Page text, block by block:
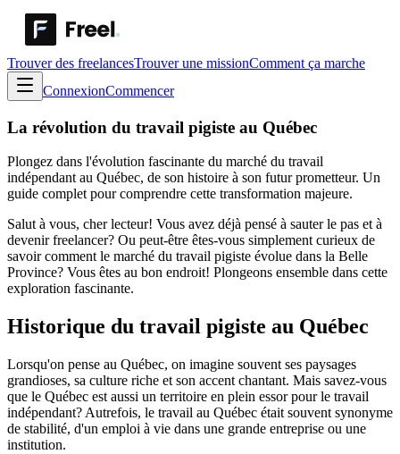
Trouver des freelancesTrouver une missionComment ça marche
ConnexionCommencer
La révolution du travail pigiste au Québec
Plongez dans l'évolution fascinante du marché du travail
indépendant au Québec, de son histoire à son futur prometteur. Un
guide complet pour comprendre cette transformation majeure.
Salut à vous, cher lecteur! Vous avez déjà pensé à sauter le pas et à
devenir freelancer? Ou peut-être êtes-vous simplement curieux de
savoir comment le marché du travail pigiste évolue dans la Belle
Province? Vous êtes au bon endroit! Plongeons ensemble dans cette
exploration fascinante.
Historique du travail pigiste au Québec
Lorsqu'on pense au Québec, on imagine souvent ses paysages
grandioses, sa culture riche et son accent chantant. Mais savez-vous
que le Québec est aussi un territoire en plein essor pour le travail
indépendant? Autrefois, le travail au Québec était souvent synonyme
de stabilité, d'un emploi à vie dans une grande entreprise ou une
institution.